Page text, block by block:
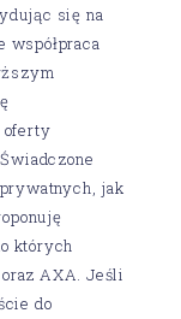
się na
współpraca
oferty
jak
których
AXA. Jeśli
do